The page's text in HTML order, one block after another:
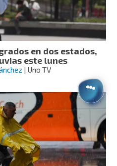
en dos estados,
este lunes
| Uno TV